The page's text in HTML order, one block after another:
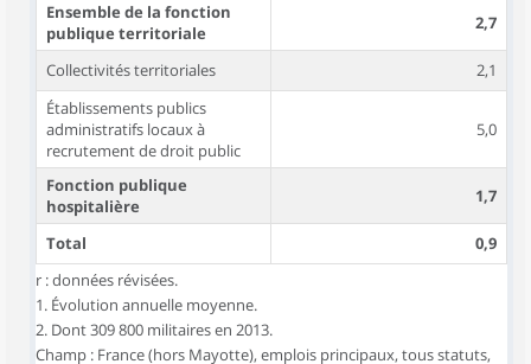
Ensemble de la fonction
publique territoriale
2,7
Collectivités territoriales
2,1
Établissements publics
administratifs locaux à
recrutement de droit public
5,0
Fonction publique
hospitalière
1,7
Total
0,9
r : données révisées.
1. Évolution annuelle moyenne.
2. Dont 309 800 militaires en 2013.
Champ : France (hors Mayotte), emplois principaux, tous statuts,